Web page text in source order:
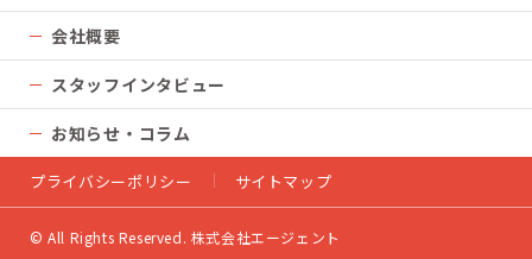
会社概要
スタッフインタビュー
お知らせ・コラム
プライバシーポリシー サイトマップ
© All Rights Reserved. 株式会社エージェント